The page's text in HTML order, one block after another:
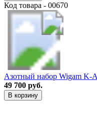
Код товара - 00670
Азотный набор Wigam K-
49 700 руб.
В корзину